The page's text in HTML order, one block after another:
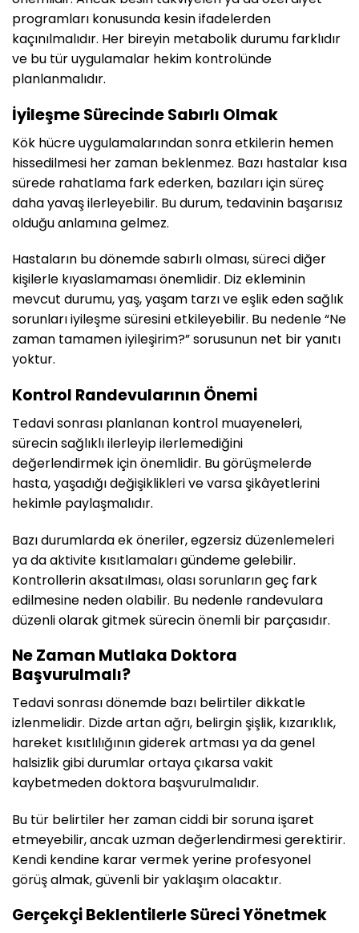
programları konusunda kesin ifadelerden
kaçınılmalıdır. Her bireyin metabolik durumu farklıdır
ve bu tür uygulamalar hekim kontrolünde
planlanmalıdır.
İyileşme Sürecinde Sabırlı Olmak
Kök hücre uygulamalarından sonra etkilerin hemen
hissedilmesi her zaman beklenmez. Bazı hastalar kısa
sürede rahatlama fark ederken, bazıları için süreç
daha yavaş ilerleyebilir. Bu durum, tedavinin başarısız
olduğu anlamına gelmez.
Hastaların bu dönemde sabırlı olması, süreci diğer
kişilerle kıyaslamaması önemlidir. Diz ekleminin
mevcut durumu, yaş, yaşam tarzı ve eşlik eden sağlık
sorunları iyileşme süresini etkileyebilir. Bu nedenle “Ne
zaman tamamen iyileşirim?” sorusunun net bir yanıtı
yoktur.
Kontrol Randevularının Önemi
Tedavi sonrası planlanan kontrol muayeneleri,
sürecin sağlıklı ilerleyip ilerlemediğini
değerlendirmek için önemlidir. Bu görüşmelerde
hasta, yaşadığı değişiklikleri ve varsa şikâyetlerini
hekimle paylaşmalıdır.
Bazı durumlarda ek öneriler, egzersiz düzenlemeleri
ya da aktivite kısıtlamaları gündeme gelebilir.
Kontrollerin aksatılması, olası sorunların geç fark
edilmesine neden olabilir. Bu nedenle randevulara
düzenli olarak gitmek sürecin önemli bir parçasıdır.
Ne Zaman Mutlaka Doktora
Başvurulmalı?
Tedavi sonrası dönemde bazı belirtiler dikkatle
izlenmelidir. Dizde artan ağrı, belirgin şişlik, kızarıklık,
hareket kısıtlılığının giderek artması ya da genel
halsizlik gibi durumlar ortaya çıkarsa vakit
kaybetmeden doktora başvurulmalıdır.
Bu tür belirtiler her zaman ciddi bir soruna işaret
etmeyebilir, ancak uzman değerlendirmesi gerektirir.
Kendi kendine karar vermek yerine profesyonel
görüş almak, güvenli bir yaklaşım olacaktır.
Gerçekçi Beklentilerle Süreci Yönetmek